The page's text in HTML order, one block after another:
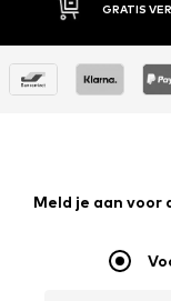
30
Meld je aan voor